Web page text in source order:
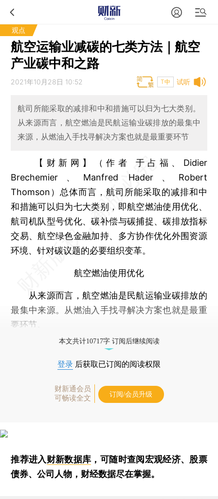
观点
航空运输业减碳的七类方法｜航空
产业碳中和之路
试听
2021年10月28日 10:52 T中
航司所能采取的减排和中和措施可以归为七大类别。
从来源而言，航空燃油是民航运输业碳排放的最集中
来源，从燃油入手找寻解决方案也就是最重要环节
【财新网】（作者 于占福、Didier
Brechemier、Manfred Hader、Robert
Thomson） 总体而言，航司所能采取的减排和中
和措施可以归为七大类别，即航空燃油使用优化、
航司机队型号优化、碳补偿与碳捕捉、碳排放指标
交易、航空绿色金融加持、多方协作优化外围资源
环境、针对碳议题的必要组织变革。
航空燃油使用优化
从来源而言，航空燃油是民航运输业碳排放的
最集中来源。从燃油入手找寻解决方案也就是最重
要环节。
本文共计10717字 订阅后继续阅读
登录 后获取已订阅的阅读权限
财新通会员
可畅读全文
订阅/会员升级
推荐进入财新数据库 ，可随时查阅宏观经济、股票
债券、公司人物，财经数据尽在掌握。